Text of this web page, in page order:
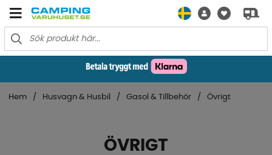
Hem Husvagn & Husbil Gasol & Tillbehör Övrigt
ÖVRIGT